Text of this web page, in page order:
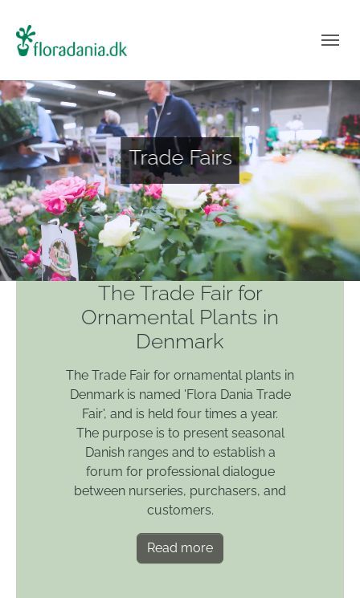
Trade Fairs
The Trade Fair for
Ornamental Plants in
Denmark
The Trade Fair for ornamental plants in
Denmark is named 'Flora Dania Trade
Fair', and is held four times a year.
The purpose is to present seasonal
Danish ranges and to establish a
forum for professional dialogue
between nurseries, purchasers, and
customers.
Read more